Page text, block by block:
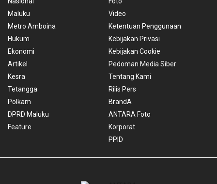
Maluku
Metro Amboina
Hukum
Ekonomi
Artikel
Kesra
Tetangga
Polkam
DPRD Maluku
Feature
Video
Ketentuan Penggunaan
Kebijakan Privasi
Kebijakan Cookie
Pedoman Media Siber
Tentang Kami
Rilis Pers
BrandA
ANTARA Foto
Korporat
PPID